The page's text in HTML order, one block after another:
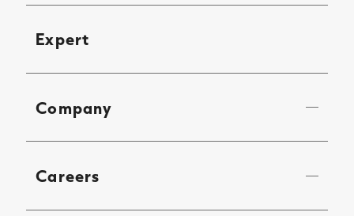
Expert
Company
Careers